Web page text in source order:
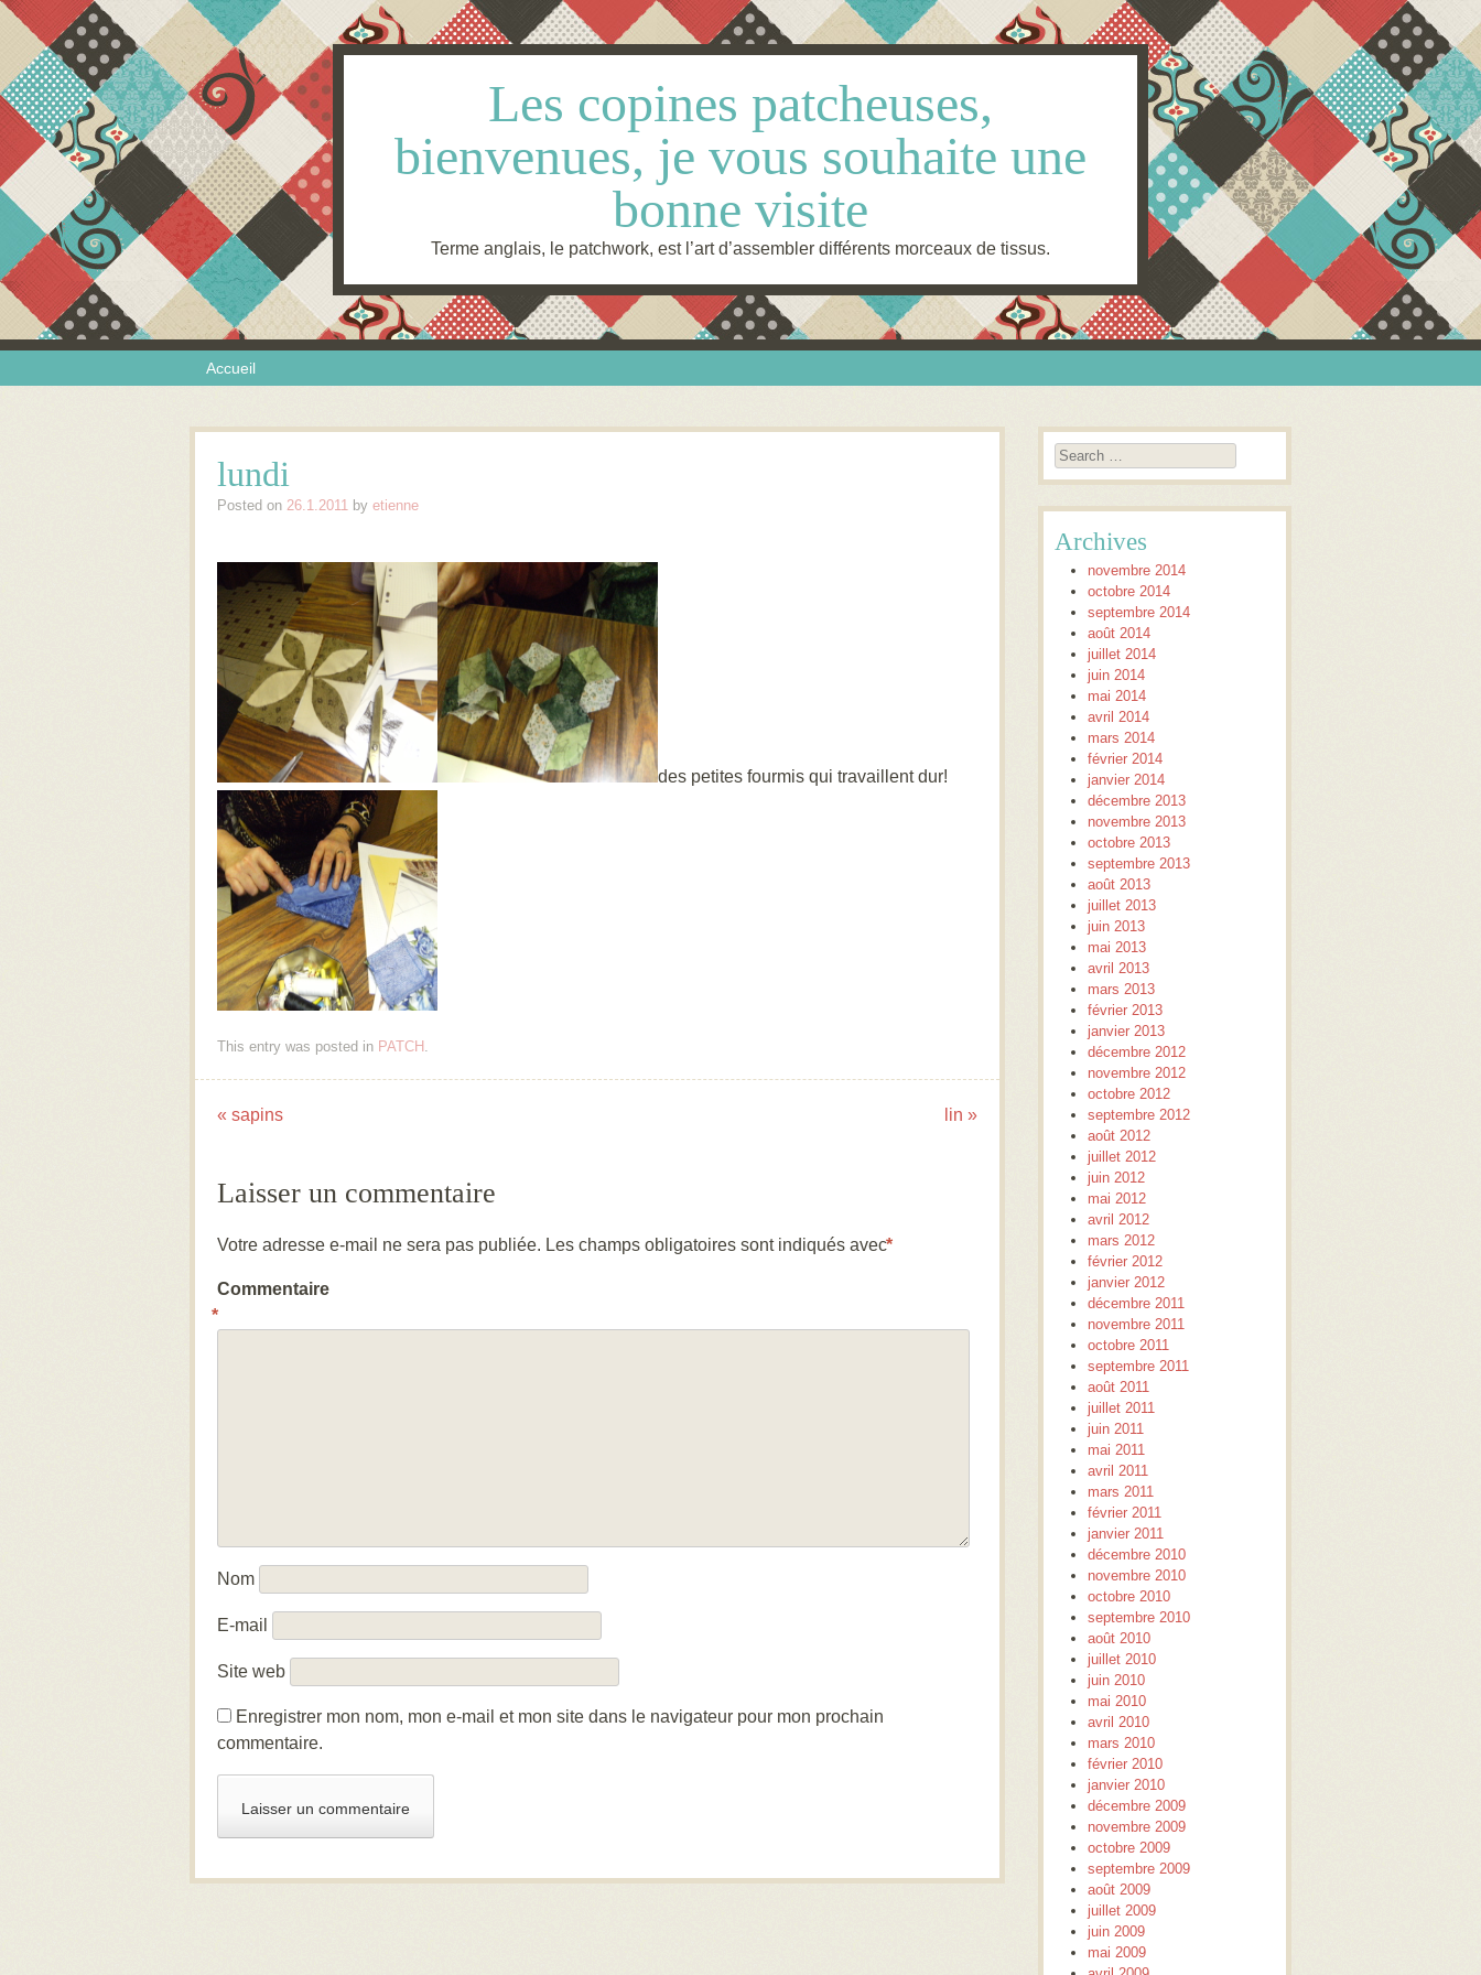
Les copines patcheuses,
bienvenues, je vous souhaite une
bonne visite
Terme anglais, le patchwork, est l’art d’assembler différents morceaux de tissus.
Menu Accueil
lundi
Posted on 26.1.2011 by etienne
des petites fourmis qui travaillent dur!
This entry was posted in PATCH .
Post navigation
« sapins lin »
Laisser un commentaire
Votre adresse e-mail ne sera pas publiée. Les champs obligatoires sont indiqués avec*
Commentaire
*
Nom
E-mail
Site web
Enregistrer mon nom, mon e-mail et mon site dans le navigateur pour mon prochain
commentaire.
Search
Archives
novembre 2014
octobre 2014
septembre 2014
août 2014
juillet 2014
juin 2014
mai 2014
avril 2014
mars 2014
février 2014
janvier 2014
décembre 2013
novembre 2013
octobre 2013
septembre 2013
août 2013
juillet 2013
juin 2013
mai 2013
avril 2013
mars 2013
février 2013
janvier 2013
décembre 2012
novembre 2012
octobre 2012
septembre 2012
août 2012
juillet 2012
juin 2012
mai 2012
avril 2012
mars 2012
février 2012
janvier 2012
décembre 2011
novembre 2011
octobre 2011
septembre 2011
août 2011
juillet 2011
juin 2011
mai 2011
avril 2011
mars 2011
février 2011
janvier 2011
décembre 2010
novembre 2010
octobre 2010
septembre 2010
août 2010
juillet 2010
juin 2010
mai 2010
avril 2010
mars 2010
février 2010
janvier 2010
décembre 2009
novembre 2009
octobre 2009
septembre 2009
août 2009
juillet 2009
juin 2009
mai 2009